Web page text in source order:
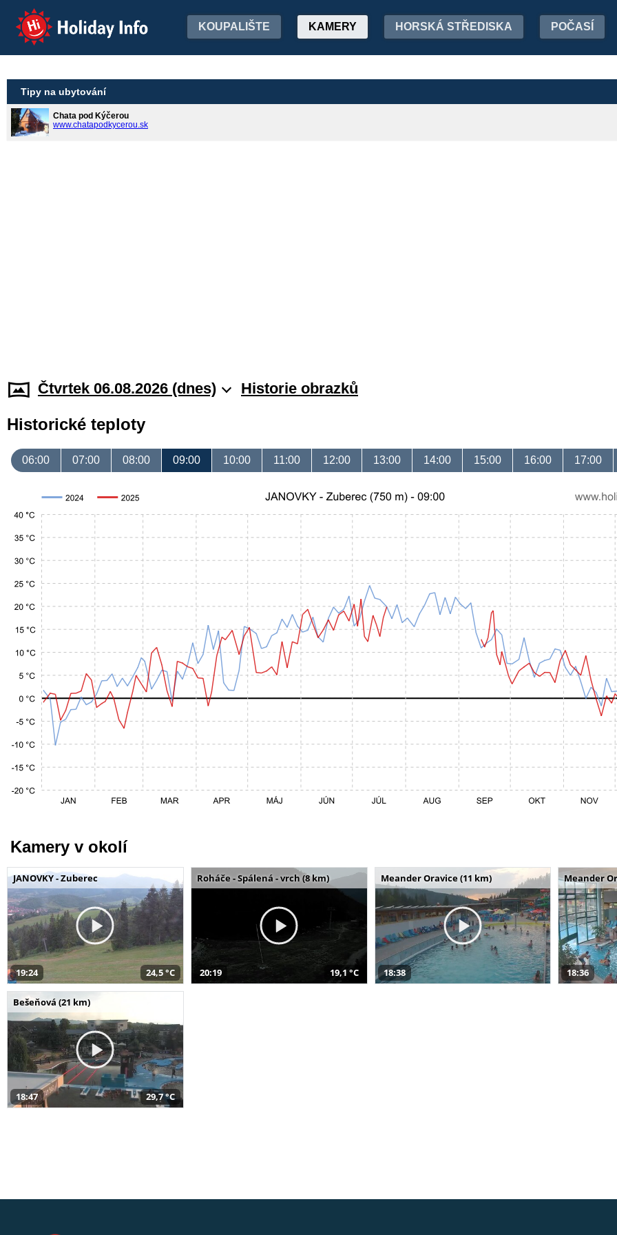
Holiday Info KOUPALIŠTE KAMERY HORSKÁ STŘEDISKA POČASÍ
Tipy na ubytování
Chata pod Kýčerou
www.chatapodkycerou.sk
Čtvrtek 06.08.2026 (dnes) Historie obrazků
Historické teploty
06:00 07:00 08:00 09:00 10:00 11:00 12:00 13:00 14:00 15:00 16:00 17:00
Kamery v okolí
JANOVKY - Zuberec
19:24 24,5 °C
Roháče - Spálená - vrch (8 km)
20:19 19,1 °C
Meander Oravice (11 km)
18:38
Meander
18:36
Bešeňová (21 km)
18:47 29,7 °C